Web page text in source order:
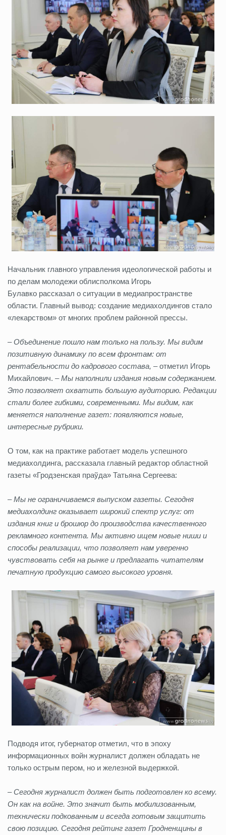
Начальник главного управления идеологической работы и
по делам молодежи облисполкома Игорь
Булавко рассказал о ситуации в медиапространстве
области. Главный вывод: создание медиахолдингов стало
«лекарством» от многих проблем районной прессы.
–Объединение пошло нам только на пользу. Мы видим
позитивную динамику по всем фронтам: от
рентабельности до кадрового состава, – отметил Игорь
Михайлович. –Мы наполнили издания новым содержанием.
Это позволяет охватить большую аудиторию. Редакции
стали более гибкими, современными. Мы видим, как
меняется наполнение газет: появляются новые,
интересные рубрики.
О том, как на практике работает модель успешного
медиахолдинга, рассказала главный редактор областной
газеты «Гродзенская праўда» Татьяна Сергеева:
– Мы не ограничиваемся выпуском газеты. Сегодня
медиахолдинг оказывает широкий спектр услуг: от
издания книг и брошюр до производства качественного
рекламного контента. Мы активно ищем новые ниши и
способы реализации, что позволяет нам уверенно
чувствовать себя на рынке и предлагать читателям
печатную продукцию самого высокого уровня.
Подводя итог, губернатор отметил, что в эпоху
информационных войн журналист должен обладать не
только острым пером, но и железной выдержкой.
– Сегодня журналист должен быть подготовлен ко всему.
Он как на войне. Это значит быть мобилизованным,
технически подкованным и всегда готовым защитить
свою позицию. Сегодня рейтинг газет Гродненщины в